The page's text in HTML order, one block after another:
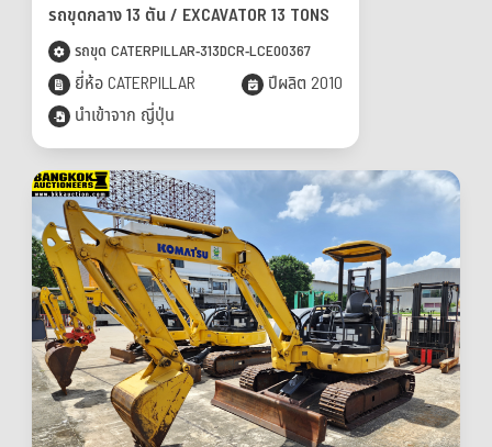
รถขุดกลาง 13 ตัน / EXCAVATOR 13 TONS
รถขุด CATERPILLAR-313DCR-LCE00367
ยี่ห้อ CATERPILLAR
ปีผลิต 2010
นำเข้าจาก ญี่ปุ่น